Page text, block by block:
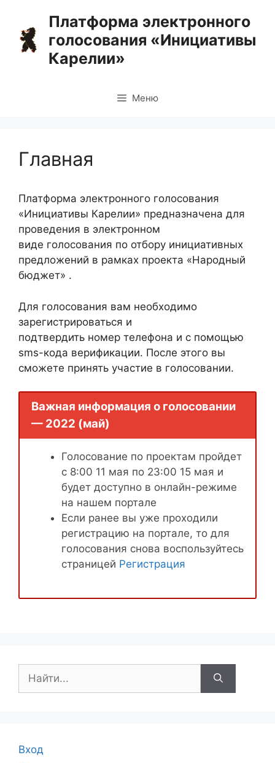
содержимому
Платформа электронного
голосования «Инициативы
Карелии»
Меню
Главная
Платформа электронного голосования
«Инициативы Карелии» предназначена для
проведения в электронном
виде голосования по отбору инициативных
предложений в рамках проекта «Народный
бюджет» .
Для голосования вам необходимо
зарегистрироваться и
подтвердить номер телефона и с помощью
sms-кода верификации. После этого вы
сможете принять участие в голосовании.
Важная информация о голосовании
— 2022 (май)
Голосование по проектам пройдет
с 8:00 11 мая по 23:00 15 мая и
будет доступно в онлайн-режиме
на нашем портале
Если ранее вы уже проходили
регистрацию на портале, то для
голосования снова воспользуйтесь
страницей Регистрация
Вход